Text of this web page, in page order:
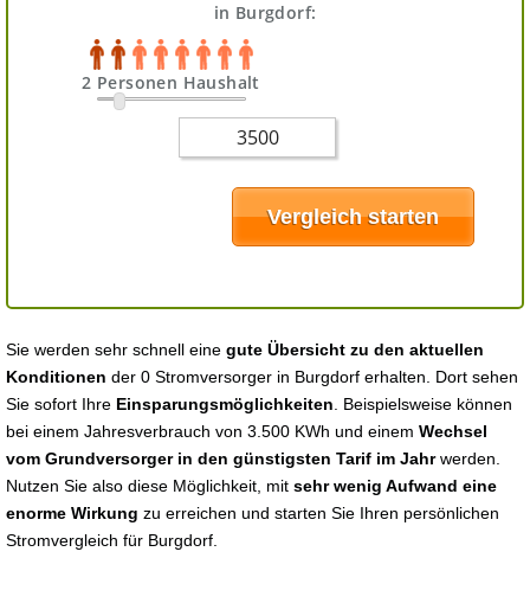
in Burgdorf:
2 Personen Haushalt
Sie werden sehr schnell eine gute Übersicht zu den aktuellen
Konditionen der 0 Stromversorger in Burgdorf erhalten. Dort sehen
Sie sofort Ihre Einsparungsmöglichkeiten . Beispielsweise können
bei einem Jahresverbrauch von 3.500 KWh und einem Wechsel
vom Grundversorger in den günstigsten Tarif im Jahrwerden.
Nutzen Sie also diese Möglichkeit, mit sehr wenig Aufwand eine
enorme Wirkung zu erreichen und starten Sie Ihren persönlichen
Stromvergleich für Burgdorf.